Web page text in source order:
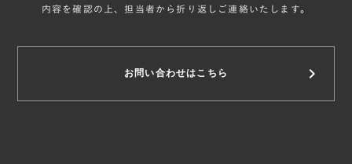
内容を確認の上、担当者から折り返しご連絡いたします。
お問い合わせはこちら keyboard_arrow_right